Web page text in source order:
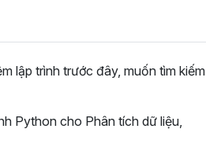
lập trình trước đây, muốn tìm kiếm
Python cho Phân tích dữ liệu,